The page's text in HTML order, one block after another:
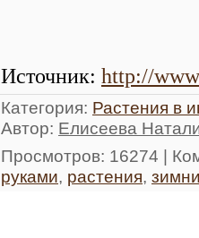
Источник: http://
Категория: Растения в
Автор: Елисеева
Просмотров: 16274 |
руками, растения,